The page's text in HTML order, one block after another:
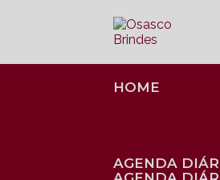
HOME
AGENDA